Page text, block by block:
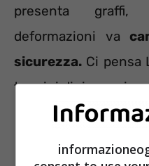
presenta graffi,
deformazioni va
sicurezza. Ci pensa
termini di risparmio